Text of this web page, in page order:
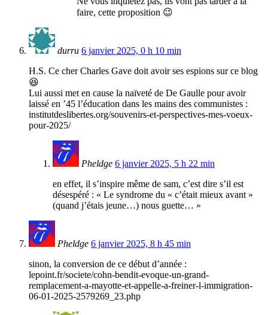
faire, cette proposition 😉
durru 6 janvier 2025, 0 h 10 min
H.S. Ce cher Charles Gave doit avoir ses espions sur ce blog
😆
Lui aussi met en cause la naïveté de De Gaulle pour avoir
laissé en ’45 l’éducation dans les mains des communistes :
institutdeslibertes.org/souvenirs-et-perspectives-mes-voeux-
pour-2025/
Pheldge 6 janvier 2025, 5 h 22 min
en effet, il s’inspire même de sam, c’est dire s’il est
désespéré : « Le syndrome du « c’était mieux avant »
(quand j’étais jeune…) nous guette… »
Pheldge 6 janvier 2025, 8 h 45 min
sinon, la conversion de ce début d’année :
lepoint.fr/societe/cohn-bendit-evoque-un-grand-
remplacement-a-mayotte-et-appelle-a-freiner-l-immigration-
06-01-2025-2579269_23.php